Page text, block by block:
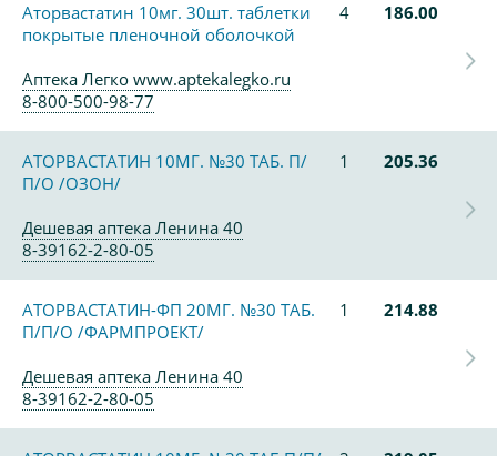
Аторвастатин 10мг. 30шт. таблетки
покрытые пленочной оболочкой
4 186.00
Аптека Легко www.aptekalegko.ru
8-800-500-98-77
АТОРВАСТАТИН 10МГ. №30 ТАБ. П/
П/О /ОЗОН/
1 205.36
Дешевая аптека Ленина 40
8-39162-2-80-05
АТОРВАСТАТИН-ФП 20МГ. №30 ТАБ.
П/П/О /ФАРМПРОЕКТ/
1 214.88
Дешевая аптека Ленина 40
8-39162-2-80-05